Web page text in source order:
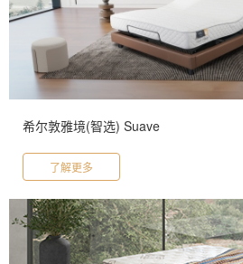
希尔敦雅境(智选) Suave
了解更多